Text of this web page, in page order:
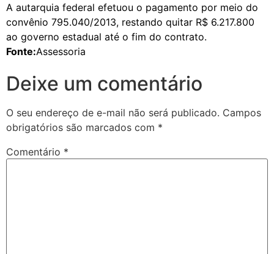
A autarquia federal efetuou o pagamento por meio do
convênio 795.040/2013, restando quitar R$ 6.217.800
ao governo estadual até o fim do contrato.
Fonte:Assessoria
Deixe um comentário
O seu endereço de e-mail não será publicado. Campos
obrigatórios são marcados com *
Comentário *